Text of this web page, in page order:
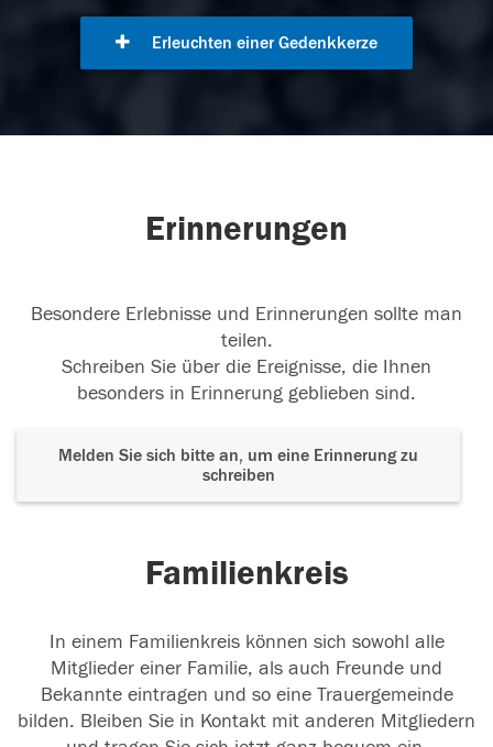
Erleuchten einer Gedenkkerze
Erinnerungen
Besondere Erlebnisse und Erinnerungen sollte man
teilen.
Schreiben Sie über die Ereignisse, die Ihnen
besonders in Erinnerung geblieben sind.
Melden Sie sich bitte an, um eine Erinnerung zu
schreiben
Familienkreis
In einem Familienkreis können sich sowohl alle
Mitglieder einer Familie, als auch Freunde und
Bekannte eintragen und so eine Trauergemeinde
bilden. Bleiben Sie in Kontakt mit anderen Mitgliedern